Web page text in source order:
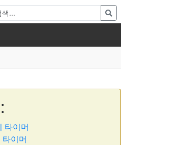
타이머
이머